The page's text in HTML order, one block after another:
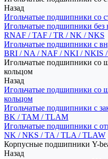
Назад
Игольчатые подшипники со
Игольчатые подшипники без
RNAF / TAF / TR / NK / NKS
Игольчатые подшипники с
BRI / NA / NAF / NKI / NKIS
Игольчатые подшипники со
кольцом
Назад
Игольчатые подшипники со
кольцом
Игольчатые подшипники с
BK / TAM / TLAM
Игольчатые подшипники с
NK / NKS / TA / TLA / TLAW
Корпусные подшипники Y-
Назад